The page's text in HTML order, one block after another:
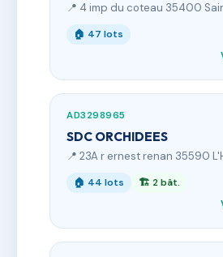
📍 4 imp du coteau 35400
🏠 47 lots
AD3298965
SDC ORCHIDEES
📍 23A r ernest renan 35590
🏠 44 lots 🏗 2 bât.